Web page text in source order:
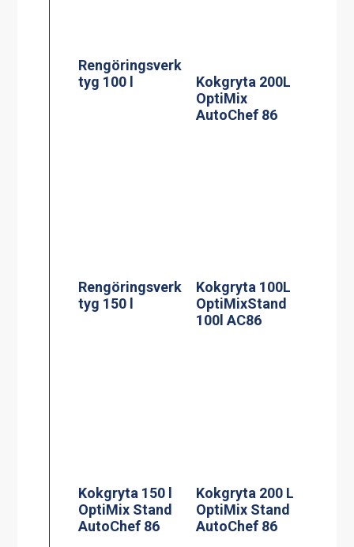
Rengöringsverk
tyg 100 l
Kokgryta 200L
OptiMix
AutoChef 86
Rengöringsverk
tyg 150 l
Kokgryta 100L
OptiMixStand
100l AC86
Kokgryta 150 l
OptiMix Stand
AutoChef 86
Kokgryta 200 L
OptiMix Stand
AutoChef 86